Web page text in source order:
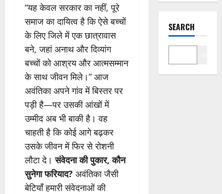
“यह केवल सरकार का नहीं, पूरे
समाज का दायित्व है कि ऐसे बच्चों
के लिए जिले में एक छात्रावास
बने, जहां अनाथ और दिव्यांग
बच्चों को आश्रय और आत्मसम्मान
के साथ जीवन मिले।” आज
अवंतिका अपने गांव में बिस्तर पर
पड़ी है—पर उसकी आंखों में
उम्मीद अब भी बाकी है। वह
चाहती है कि कोई आगे बढ़कर
उसके जीवन में फिर से रोशनी
लौटा दे।संवेदना की पुकार, कौन
सुनेगा फरियाद? अवंतिका जैसी
बेटियाँ हमारी संवेदनाओं की
SEARCH